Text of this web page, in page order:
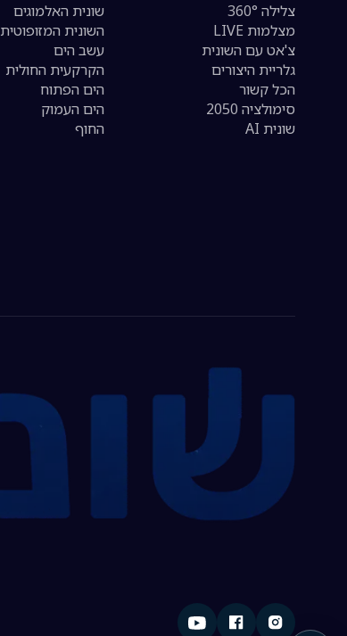
צלילה 360°
מצלמות LIVE
צ'אט עם השונית
גלריית היצורים
הכל קשור
סימולציה 2050
שונית AI
שונית האלמוגים
השונית המזופוטית
עשב הים
הקרקעית החולית
הים הפתוח
הים העמוק
החוף